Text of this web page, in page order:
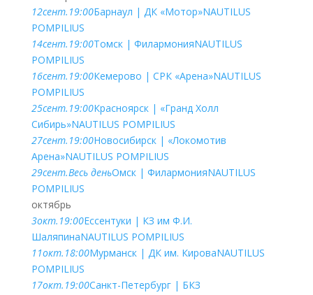
12сент. 19:00Барнаул | ДК «Мотор»NAUTILUS
POMPILIUS
14сент. 19:00Томск | ФилармонияNAUTILUS
POMPILIUS
16сент. 19:00Кемерово | СРК «Арена»NAUTILUS
POMPILIUS
25сент. 19:00Красноярск | «Гранд Холл
Сибирь»NAUTILUS POMPILIUS
27сент. 19:00Новосибирск | «Локомотив
Арена»NAUTILUS POMPILIUS
29сент.Весь деньОмск | ФилармонияNAUTILUS
POMPILIUS
октябрь
3окт. 19:00Ессентуки | КЗ им Ф.И.
ШаляпинаNAUTILUS POMPILIUS
11окт. 18:00Мурманск | ДК им. КироваNAUTILUS
POMPILIUS
17окт. 19:00Санкт-Петербург | БКЗ